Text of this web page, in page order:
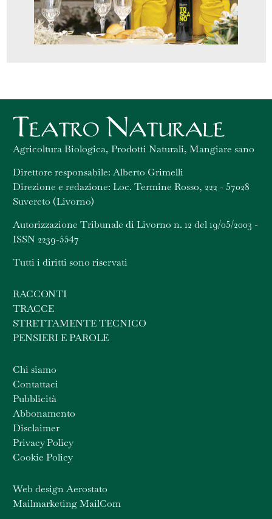
Agricoltura Biologica, Prodotti Naturali, Mangiare sano
Direttore responsabile: Alberto Grimelli
Direzione e redazione: Loc. Termine Rosso, 222 - 57028
Suvereto (Livorno)
Autorizzazione Tribunale di Livorno n. 12 del 19/05/2003 -
ISSN 2239-5547
Tutti i diritti sono riservati
RACCONTI
TRACCE
STRETTAMENTE TECNICO
PENSIERI E PAROLE
Chi siamo
Contattaci
Pubblicità
Abbonamento
Disclaimer
Privacy Policy
Cookie Policy
Web design Aerostato
Mailmarketing MailCom